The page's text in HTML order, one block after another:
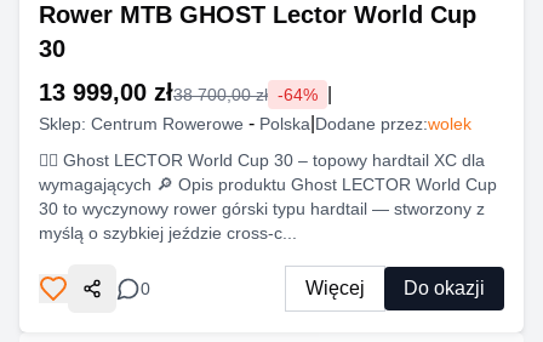
Rower MTB GHOST Lector World Cup
30
13 999,00 zł38 700,00 zł -64%
Sklep: Centrum Rowerowe - Polska Dodane przez:wolek
🚵‍♂️ Ghost LECTOR World Cup 30 – topowy hardtail XC dla
wymagających 🔎 Opis produktu Ghost LECTOR World Cup
30 to wyczynowy rower górski typu hardtail — stworzony z
myślą o szybkiej jeździe cross-c...
Udostępnij
0 Więcej Do okazji